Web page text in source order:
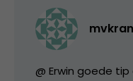
@ Erwin goede